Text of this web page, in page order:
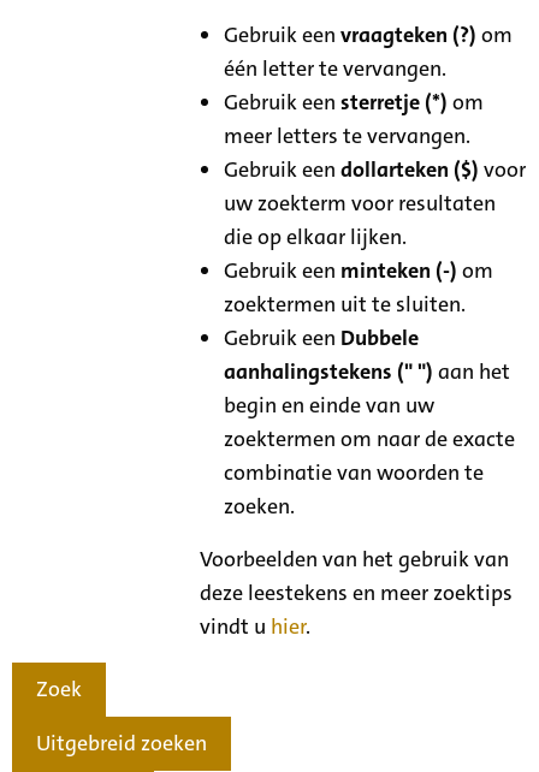
Gebruik eenvraagteken (?) om
één letter te vervangen.
Gebruik eensterretje (*) om
meer letters te vervangen.
Gebruik eendollarteken ($) voor
uw zoekterm voor resultaten
die op elkaar lijken.
Gebruik een minteken (-) om
zoektermen uit te sluiten.
Gebruik een Dubbele
aanhalingstekens (" ") aan het
begin en einde van uw
zoektermen om naar de exacte
combinatie van woorden te
zoeken.
Voorbeelden van het gebruik van
deze leestekens en meer zoektips
vindt u hier.
Zoek
Uitgebreid zoeken